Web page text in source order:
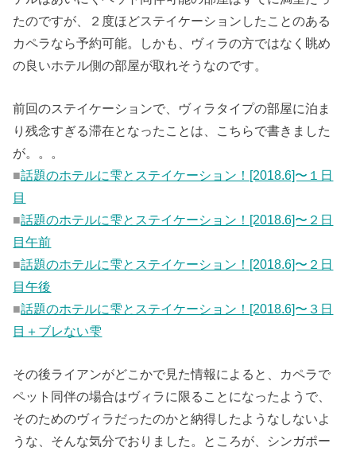
たのですが、２度ほどステイケーションしたことのある
カペラなら予約可能。しかも、ヴィラの方ではなく眺め
の良いホテル側の部屋が取れそうなのです。
前回のステイケーションで、ヴィラタイプの部屋に泊ま
り残念すぎる滞在となったことは、こちらで書きました
が。。。
■話題のホテルに雫とステイケーション！[2018.6]〜１日
目
■話題のホテルに雫とステイケーション！[2018.6]〜２日
目午前
■話題のホテルに雫とステイケーション！[2018.6]〜２日
目午後
■話題のホテルに雫とステイケーション！[2018.6]〜３日
目＋ブレない雫
その後ライアンがどこかで見た情報によると、カペラで
ペット同伴の場合はヴィラに限ることになったようで、
そのためのヴィラだったのかと納得したようなしないよ
うな、そんな気分でおりました。ところが、シンガポー